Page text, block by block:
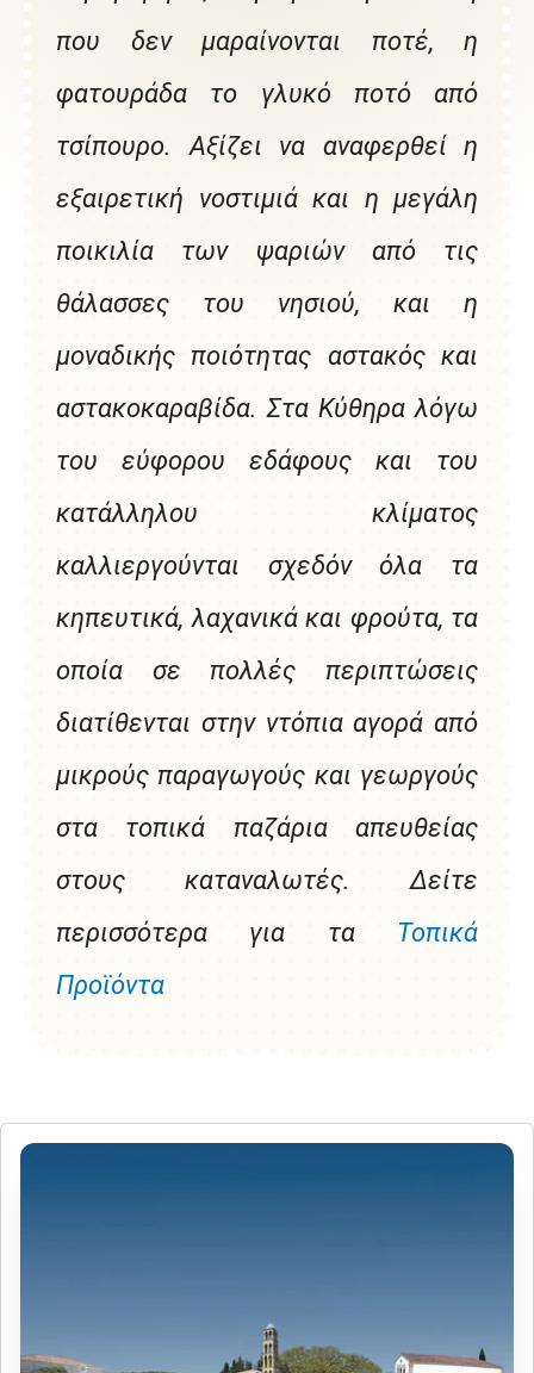
που δεν μαραίνονται ποτέ, η
φατουράδα το γλυκό ποτό από
τσίπουρο. Αξίζει να αναφερθεί η
εξαιρετική νοστιμιά και η μεγάλη
ποικιλία των ψαριών από τις
θάλασσες του νησιού, και η
μοναδικής ποιότητας αστακός και
αστακοκαραβίδα. Στα Κύθηρα λόγω
του εύφορου εδάφους και του
κατάλληλου κλίματος
καλλιεργούνται σχεδόν όλα τα
κηπευτικά, λαχανικά και φρούτα, τα
οποία σε πολλές περιπτώσεις
διατίθενται στην ντόπια αγορά από
μικρούς παραγωγούς και γεωργούς
στα τοπικά παζάρια απευθείας
στους καταναλωτές. Δείτε
περισσότερα για τα Τοπικά
Προϊόντα